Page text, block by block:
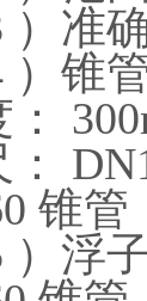
）准
）锥
：
锥
）浮